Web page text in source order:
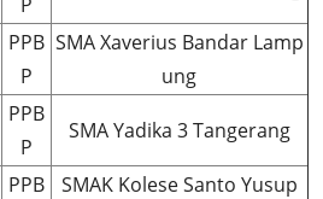
PPB
P
SMA Xaverius Bandar Lamp
ung
PPB
P
SMA Yadika 3 Tangerang
PPB
SMAK Kolese Santo Yusup